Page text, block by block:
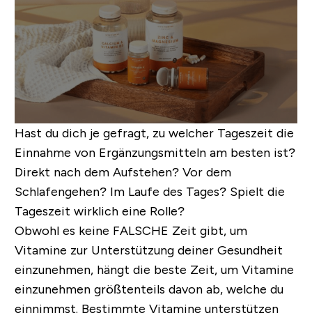
Hast du dich je gefragt, zu welcher Tageszeit die
Einnahme von Ergänzungsmitteln am besten ist?
Direkt nach dem Aufstehen? Vor dem
Schlafengehen? Im Laufe des Tages? Spielt die
Tageszeit wirklich eine Rolle?
Obwohl es keine FALSCHE Zeit gibt, um
Vitamine zur Unterstützung deiner Gesundheit
einzunehmen, hängt die beste Zeit, um Vitamine
einzunehmen größtenteils davon ab, welche du
einnimmst. Bestimmte Vitamine unterstützen